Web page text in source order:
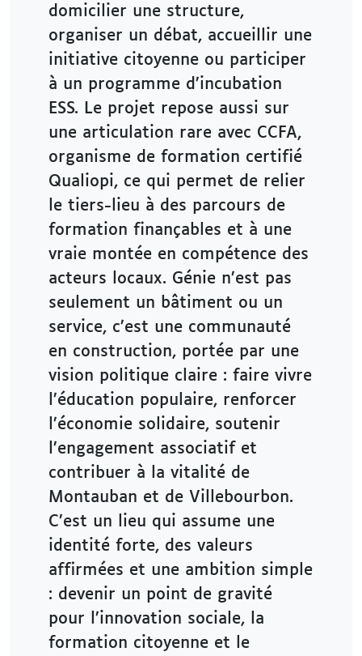
domicilier une structure,
organiser un débat, accueillir une
initiative citoyenne ou participer
à un programme d’incubation
ESS. Le projet repose aussi sur
une articulation rare avec CCFA,
organisme de formation certifié
Qualiopi, ce qui permet de relier
le tiers-lieu à des parcours de
formation finançables et à une
vraie montée en compétence des
acteurs locaux. Génie n’est pas
seulement un bâtiment ou un
service, c’est une communauté
en construction, portée par une
vision politique claire : faire vivre
l’éducation populaire, renforcer
l’économie solidaire, soutenir
l’engagement associatif et
contribuer à la vitalité de
Montauban et de Villebourbon.
C’est un lieu qui assume une
identité forte, des valeurs
affirmées et une ambition simple
: devenir un point de gravité
pour l’innovation sociale, la
formation citoyenne et le